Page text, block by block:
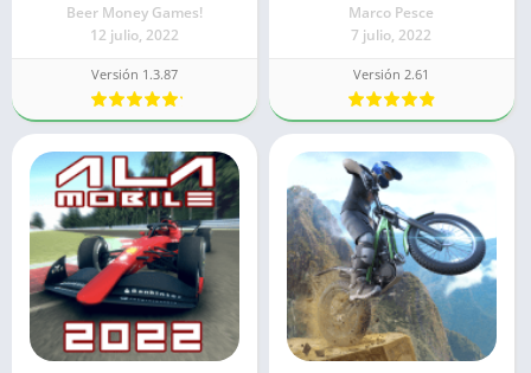
Beer Money Games!
12 julio, 2022
Versión 1.3.87
Marco Pesce
7 julio, 2022
Versión 2.61